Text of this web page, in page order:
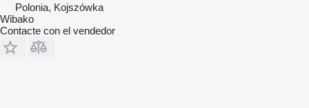
Polonia, Kojszówka
Wibako
Contacte con el vendedor